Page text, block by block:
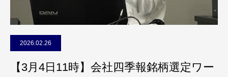
2026.02.26
【3月4日11時】会社四季報銘柄選定ワー